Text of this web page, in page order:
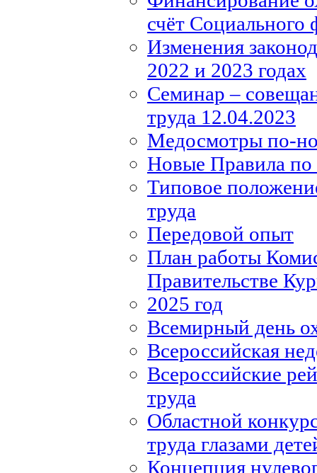
счёт Социального
Изменения
2022 и 2023 годах
Семинар –
труда 12.04.2023
Медосмотры по-
Новые Правила по
Типовое
труда
Передовой опыт
План работы
Правительстве
2025 год
Всемирный день
Всероссийская
Всероссийские
труда
Областной
труда глазами
Концепция